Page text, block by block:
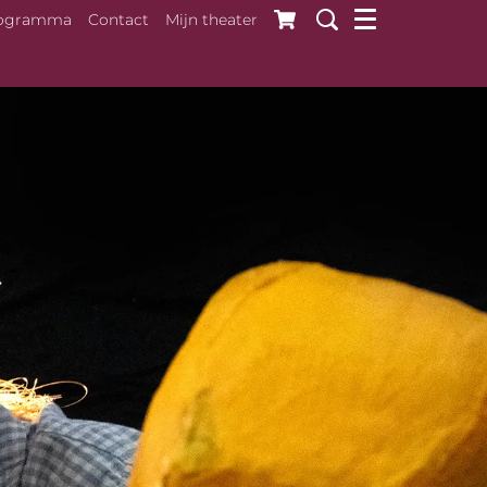
Contact Mijn theater